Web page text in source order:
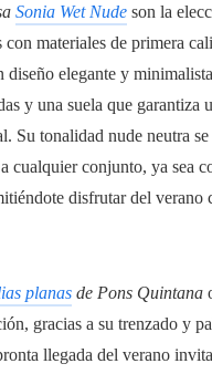
Sonia Wet Nude son la
con materiales de primera
diseño elegante y
y una suela que garantiza
Su tonalidad nude neutra se
cualquier conjunto, ya sea
disfrutar del verano
planas de Pons Quintana
gracias a su trenzado y
llegada del verano